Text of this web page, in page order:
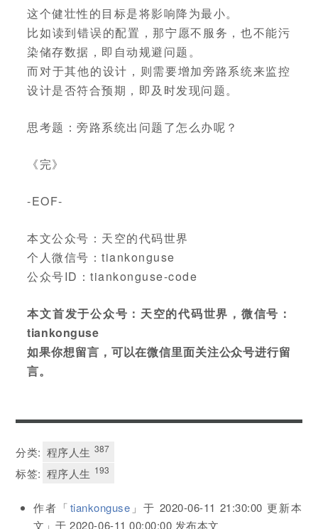
这个健壮性的目标是将影响降为最小。
比如读到错误的配置，那宁愿不服务，也不能污
染储存数据，即自动规避问题。
而对于其他的设计，则需要增加旁路系统来监控
设计是否符合预期，即及时发现问题。
思考题：旁路系统出问题了怎么办呢？
《完》
-EOF-
本文公众号：天空的代码世界
个人微信号：tiankonguse
公众号ID：tiankonguse-code
本文首发于公众号：天空的代码世界，微信号：
tiankonguse
如果你想留言，可以在微信里面关注公众号进行留
言。
分类: 程序人生 387
标签: 程序人生 193
作者「tiankonguse 」于 2020-06-11 21:30:00 更新本
文」于2020-06-11 00:00:00 发布本文